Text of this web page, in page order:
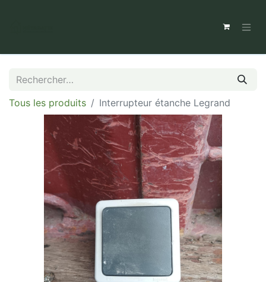
Tous les produits Interrupteur étanche Legrand